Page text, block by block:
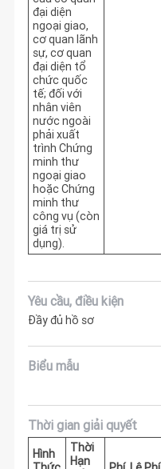
đại diện
ngoại giao,
cơ quan lãnh
sự, cơ quan
đại diện tổ
chức quốc
tế; đối với
nhân viên
nước ngoài
phải xuất
trình Chứng
minh thư
ngoại giao
hoặc Chứng
minh thư
công vụ (còn
giá trị sử
dụng).
Yêu cầu, điều kiện
Đầy đủ hồ sơ
Biểu mẫu
Thời gian giải quyết
Hình
Thời
Hạn